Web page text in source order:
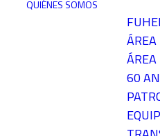
QUIÉNES SOMOS
ÁREA
60